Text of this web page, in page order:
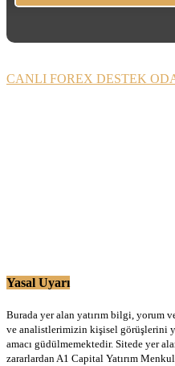
CANLI FOREX DESTEK
Yasal Uyarı
Burada yer alan yatırım bilgi, yorum
ve analistlerimizin kişisel görüşlerini
amacı güdülmemektedir. Sitede yer
zararlardan A1 Capital Yatırım